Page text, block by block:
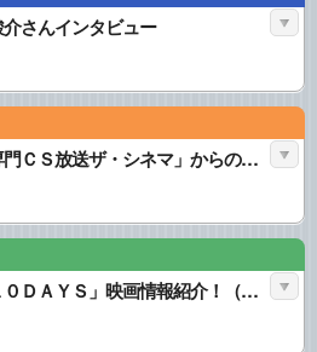
さんインタビュー
ＴＶで見る映画！「洋画専門ＣＳ放送ザ・シネマ」からの映画情報をお届け
「ゴールデン・ウィーク１０ＤＡＹＳ」映画情報紹介！（洋画専門ＣＳ放送ザ・シネマ）